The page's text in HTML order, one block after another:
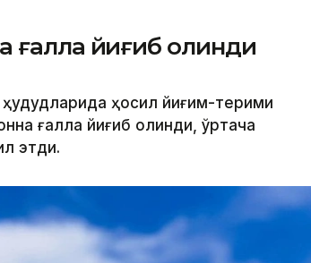
ғалла йиғиб олинди
ҳудудларида ҳосил йиғим-терими
ғалла йиғиб олинди, ўртача
этди.